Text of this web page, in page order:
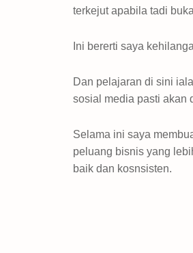
terkejut apabila tadi
Ini bererti saya
Dan pelajaran di sini
sosial media pasti akan
Selama ini saya
peluang bisnis yang
baik dan kosnsisten.